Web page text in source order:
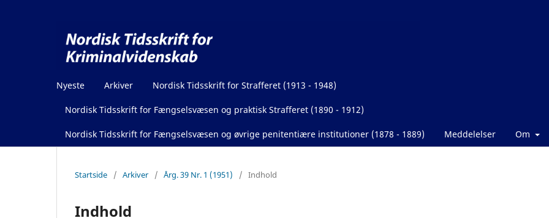
Nyeste Arkiver Nordisk Tidsskrift for Strafferet (1913 - 1948)
Nordisk Tidsskrift for Fængselsvæsen og praktisk Strafferet (1890 - 1912)
Nordisk Tidsskrift for Fængselsvæsen og øvrige penitentiære institutioner (1878 - 1889) Meddelelser Om
Startside / Arkiver / Årg. 39 Nr. 1 (1951) / Indhold
Indhold